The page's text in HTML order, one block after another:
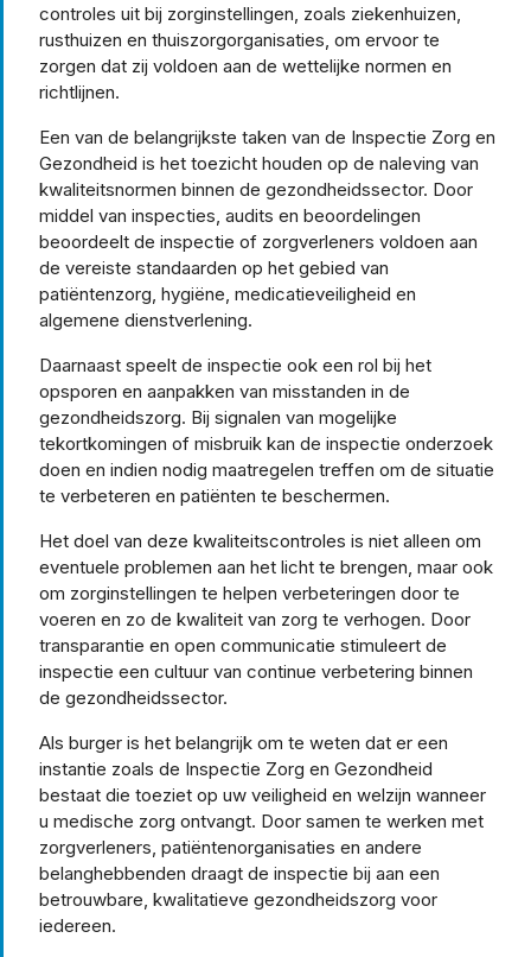
controles uit bij zorginstellingen, zoals ziekenhuizen,
rusthuizen en thuiszorgorganisaties, om ervoor te
zorgen dat zij voldoen aan de wettelijke normen en
richtlijnen.
Een van de belangrijkste taken van de Inspectie Zorg en
Gezondheid is het toezicht houden op de naleving van
kwaliteitsnormen binnen de gezondheidssector. Door
middel van inspecties, audits en beoordelingen
beoordeelt de inspectie of zorgverleners voldoen aan
de vereiste standaarden op het gebied van
patiëntenzorg, hygiëne, medicatieveiligheid en
algemene dienstverlening.
Daarnaast speelt de inspectie ook een rol bij het
opsporen en aanpakken van misstanden in de
gezondheidszorg. Bij signalen van mogelijke
tekortkomingen of misbruik kan de inspectie onderzoek
doen en indien nodig maatregelen treffen om de situatie
te verbeteren en patiënten te beschermen.
Het doel van deze kwaliteitscontroles is niet alleen om
eventuele problemen aan het licht te brengen, maar ook
om zorginstellingen te helpen verbeteringen door te
voeren en zo de kwaliteit van zorg te verhogen. Door
transparantie en open communicatie stimuleert de
inspectie een cultuur van continue verbetering binnen
de gezondheidssector.
Als burger is het belangrijk om te weten dat er een
instantie zoals de Inspectie Zorg en Gezondheid
bestaat die toeziet op uw veiligheid en welzijn wanneer
u medische zorg ontvangt. Door samen te werken met
zorgverleners, patiëntenorganisaties en andere
belanghebbenden draagt de inspectie bij aan een
betrouwbare, kwalitatieve gezondheidszorg voor
iedereen.